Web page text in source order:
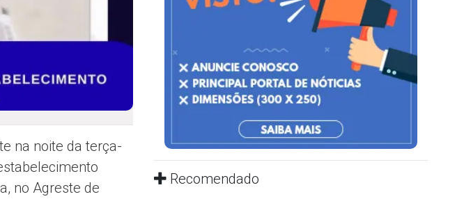
na noite da terça-
no Agreste de
Recomendado